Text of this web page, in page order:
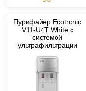
Пурифайер Ecotronic
V11-U4T White с
системой
ультрафильтрации